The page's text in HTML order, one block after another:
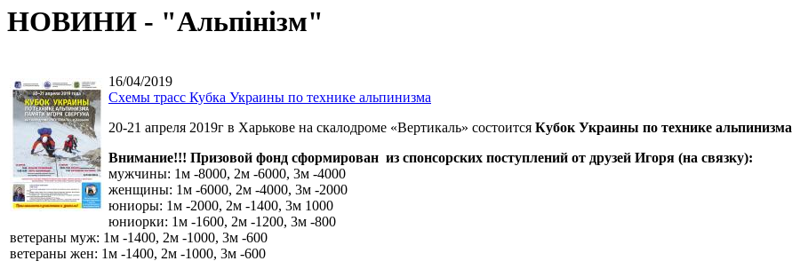
НОВИНИ - "Альпінізм"
16/04/2019
Схемы трасс Кубка Украины по технике альпинизма
20-21 апреля 2019г в Харькове на скалодроме «Вертикаль» состоится Кубок Украины по технике альпинизма
Внимание!!! Призовой фонд сформирован из спонсорских поступлений от друзей Игоря (на связку):
мужчины: 1м -8000, 2м -6000, 3м -4000
женщины: 1м -6000, 2м -4000, 3м -2000
юниоры: 1м -2000, 2м -1400, 3м 1000
юниорки: 1м -1600, 2м -1200, 3м -800
ветераны муж: 1м -1400, 2м -1000, 3м -600
ветераны жен: 1м -1400, 2м -1000, 3м -600